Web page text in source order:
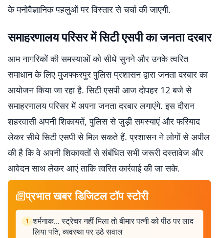
के मनोवैज्ञानिक पहलुओं पर विस्तार से चर्चा की जाएगी.
समाहरणालय परिसर में सिटी एसपी का जनता दरबार
आम नागरिकों की समस्याओं को सीधे सुनने और उनके त्वरित
समाधान के लिए मुजफ्फरपुर पुलिस प्रशासन द्वारा जनता दरबार का
आयोजन किया जा रहा है. सिटी एसपी आज दोपहर 12 बजे से
समाहरणालय परिसर में अपना जनता दरबार लगाएंगे. इस दौरान
शहरवासी अपनी शिकायतें, पुलिस से जुड़ी समस्याएं और फरियाद
लेकर सीधे सिटी एसपी से मिल सकते हैं. प्रशासन ने लोगों से अपील
की है कि वे अपनी शिकायतों से संबंधित सभी जरूरी दस्तावेज और
आवेदन साथ लेकर आएं ताकि त्वरित कार्रवाई की जा सके.
प्रभात खबर डिजिटल टॉप स्टोरी
1 शर्मनाक... स्ट्रेचर नहीं मिला तो बीमार पत्नी को पीठ पर लाद
लिया पति, व्यवस्था पर उठे सवाल